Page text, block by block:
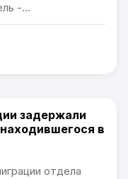
-...
задержали
в
отдела